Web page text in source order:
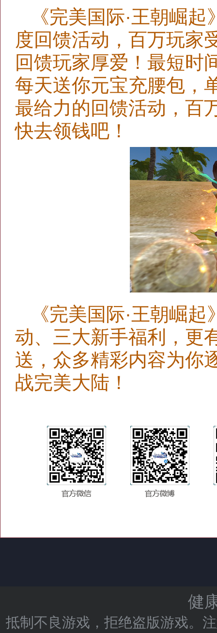
《完美国际·王朝崛
度回馈活动，百万玩家
回馈玩家厚爱！最短时
每天送你元宝充腰包，
最给力的回馈活动，百
快去领钱吧！
《完美国际·王朝崛
动、三大新手福利，更
送，众多精彩内容为你
战完美大陆！
健
抵制不良游戏，拒绝盗版游戏。